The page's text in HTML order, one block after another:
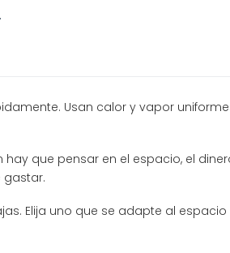
Usan calor y vapor
que pensar en el espacio, el
gastar.
Elija uno que se adapte al espacio